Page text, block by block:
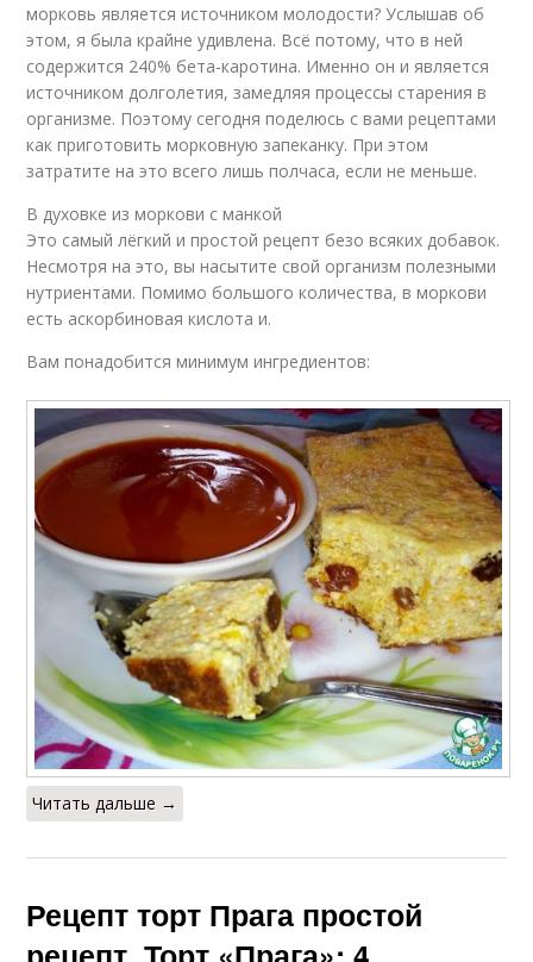
морковь является источником молодости? Услышав об
этом, я была крайне удивлена. Всё потому, что в ней
содержится 240% бета-каротина. Именно он и является
источником долголетия, замедляя процессы старения в
организме. Поэтому сегодня поделюсь с вами рецептами
как приготовить морковную запеканку. При этом
затратите на это всего лишь полчаса, если не меньше.
В духовке из моркови с манкой
Это самый лёгкий и простой рецепт безо всяких добавок.
Несмотря на это, вы насытите свой организм полезными
нутриентами. Помимо большого количества, в моркови
есть аскорбиновая кислота и.
Вам понадобится минимум ингредиентов:
Читать дальше →
Рецепт торт Прага простой